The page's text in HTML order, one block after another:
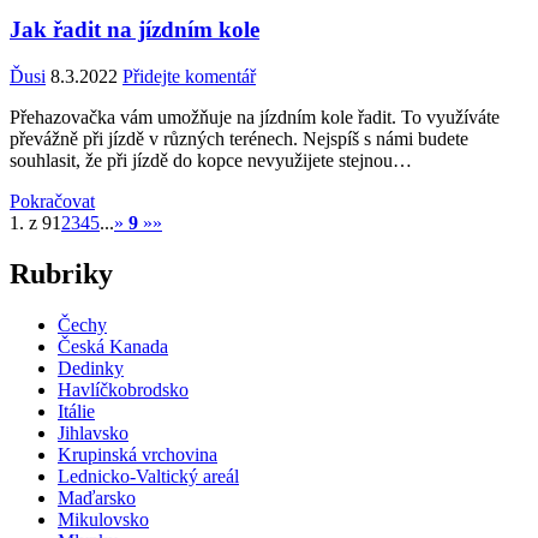
Jak řadit na jízdním kole
Ďusi 8.3.2022 Přidejte komentář
Přehazovačka vám umožňuje na jízdním kole řadit. To využíváte
převážně při jízdě v různých terénech. Nejspíš s námi budete
souhlasit, že při jízdě do kopce nevyužijete stejnou…
Pokračovat
1. z 91 2345...» 9 »»
Rubriky
Čechy
Česká Kanada
Dedinky
Havlíčkobrodsko
Itálie
Jihlavsko
Krupinská vrchovina
Lednicko-Valtický areál
Maďarsko
Mikulovsko